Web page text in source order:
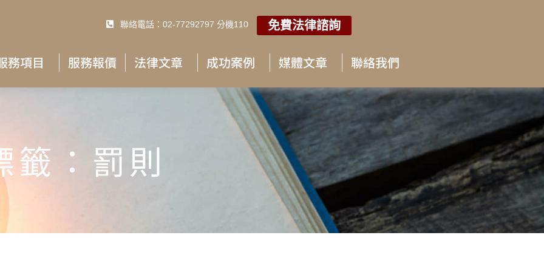
聯絡電話：02-77292797 分機110 免費法律諮詢
務項目 服務報價 法律文章 成功案例 媒體文章 聯絡我們
籤：罰則